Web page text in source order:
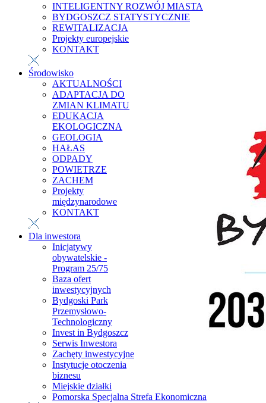
INTELIGENTNY ROZWÓJ MIASTA
BYDGOSZCZ STATYSTYCZNIE
REWITALIZACJA
Projekty europejskie
KONTAKT
Środowisko
AKTUALNOŚCI
ADAPTACJA DO
ZMIAN KLIMATU
EDUKACJA
EKOLOGICZNA
GEOLOGIA
HAŁAS
ODPADY
POWIETRZE
ZACHEM
Projekty
międzynarodowe
KONTAKT
Dla inwestora
Inicjatywy
obywatelskie -
Program 25/75
Baza ofert
inwestycyjnych
Bydgoski Park
Przemysłowo-
Technologiczny
Invest in Bydgoszcz
Serwis Inwestora
Zachęty inwestycyjne
Instytucje otoczenia
biznesu
Miejskie działki
Pomorska Specjalna Strefa Ekonomiczna